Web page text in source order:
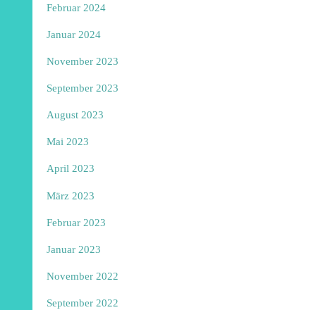
Februar 2024
Januar 2024
November 2023
September 2023
August 2023
Mai 2023
April 2023
März 2023
Februar 2023
Januar 2023
November 2022
September 2022